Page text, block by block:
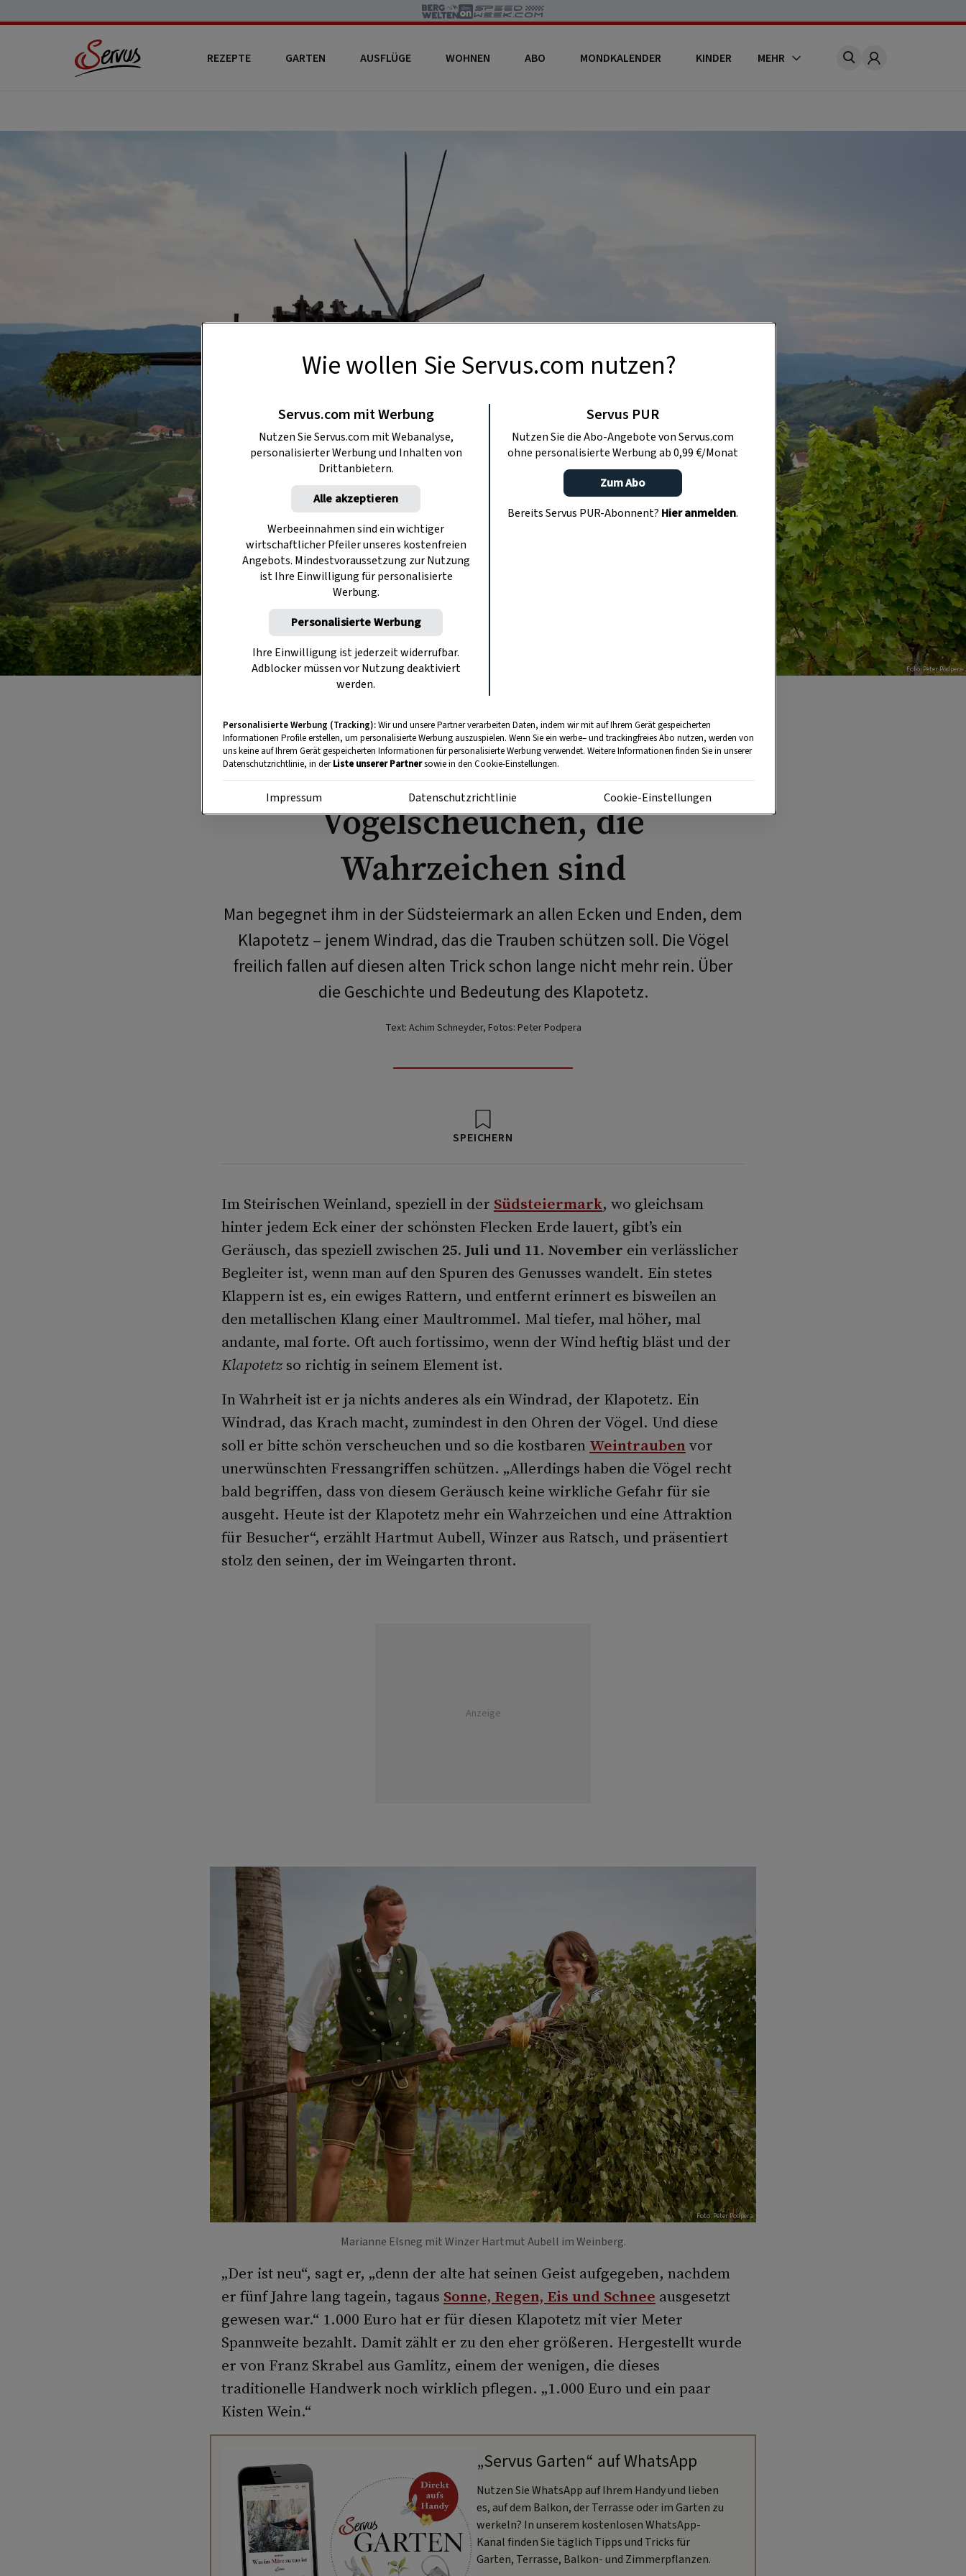
REZEPTE GARTEN AUSFLÜGE WOHNEN ABO MONDKALENDER KINDER MEHR Account
Foto: Peter Podpera
BRAUCHTUM
Der Klapotetz: Von
Vogelscheuchen, die
Wahrzeichen sind
Man begegnet ihm in der Südsteiermark an allen Ecken und Enden, dem
Klapotetz – jenem Windrad, das die Trauben schützen soll. Die Vögel
freilich fallen auf diesen alten Trick schon lange nicht mehr rein. Über
die Geschichte und Bedeutung des Klapotetz.
Text: Achim Schneyder, Fotos: Peter Podpera
SPEICHERN
Im Steirischen Weinland, speziell in der Südsteiermark, wo gleichsam
hinter jedem Eck einer der schönsten Flecken Erde lauert, gibt’s ein
Geräusch, das speziell zwischen 25. Juli und 11. November ein verlässlicher
Begleiter ist, wenn man auf den Spuren des Genusses wandelt. Ein stetes
Klappern ist es, ein ewiges Rattern, und entfernt erinnert es bisweilen an
den metallischen Klang einer Maultrommel. Mal tiefer, mal höher, mal
andante, mal forte. Oft auch fortissimo, wenn der Wind heftig bläst und der
Klapotetzso richtig in seinem Element ist.
In Wahrheit ist er ja nichts anderes als ein Windrad, der Klapotetz. Ein
Windrad, das Krach macht, zumindest in den Ohren der Vögel. Und diese
soll er bitte schön verscheuchen und so die kostbaren Weintraubenvor
unerwünschten Fressangriffen schützen. „Allerdings haben die Vögel recht
bald begriffen, dass von diesem Geräusch keine wirkliche Gefahr für sie
ausgeht. Heute ist der Klapotetz mehr ein Wahrzeichen und eine Attraktion
für Besucher“, erzählt Hartmut Aubell, Winzer aus Ratsch, und präsentiert
stolz den seinen, der im Weingarten thront.
Anzeige
Foto: Peter Podpera
Marianne Elsneg mit Winzer Hartmut Aubell im Weinberg.
„Der ist neu“, sagt er, „denn der alte hat seinen Geist aufgegeben, nachdem
er fünf Jahre lang tagein, tagaus Sonne, Regen, Eis und Schnee ausgesetzt
gewesen war.“ 1.000 Euro hat er für diesen Klapotetz mit vier Meter
Spannweite bezahlt. Damit zählt er zu den eher größeren. Hergestellt wurde
er von Franz Skrabel aus Gamlitz, einem der wenigen, die dieses
traditionelle Handwerk noch wirklich pflegen. „1.000 Euro und ein paar
Kisten Wein.“
„Servus Garten“ auf WhatsApp
Nutzen Sie WhatsApp auf Ihrem Handy und lieben
es, auf dem Balkon, der Terrasse oder im Garten zu
werkeln? In unserem kostenlosen WhatsApp-
Kanal finden Sie täglich Tipps und Tricks für
Garten, Terrasse, Balkon- und Zimmerpflanzen.
Wie wollen Sie Servus.com nutzen?
Servus.com mit Werbung
Nutzen Sie Servus.com mit Webanalyse,
personalisierter Werbung und Inhalten von
Drittanbietern.
Alle akzeptieren
Werbeeinnahmen sind ein wichtiger
wirtschaftlicher Pfeiler unseres kostenfreien
Angebots. Mindestvoraussetzung zur Nutzung
ist Ihre Einwilligung für personalisierte
Werbung.
Personalisierte Werbung
Ihre Einwilligung ist jederzeit widerrufbar.
Adblocker müssen vor Nutzung deaktiviert
werden.
Servus PUR
Nutzen Sie die Abo-Angebote von Servus.com
ohne personalisierte Werbung ab 0,99 €/Monat
Zum Abo
Bereits Servus PUR-Abonnent? Hier anmelden.
Personalisierte Werbung (Tracking):Wir und unsere Partner verarbeiten Daten, indem wir mit auf Ihrem Gerät gespeicherten
Informationen Profile erstellen, um personalisierte Werbung auszuspielen. Wenn Sie ein werbe– und trackingfreies Abo nutzen, werden von
uns keine auf Ihrem Gerät gespeicherten Informationen für personalisierte Werbung verwendet. Weitere Informationen finden Sie in unserer
Datenschutzrichtlinie, in derListe unserer Partnersowie in den Cookie-Einstellungen.
Impressum Datenschutzrichtlinie Cookie-Einstellungen